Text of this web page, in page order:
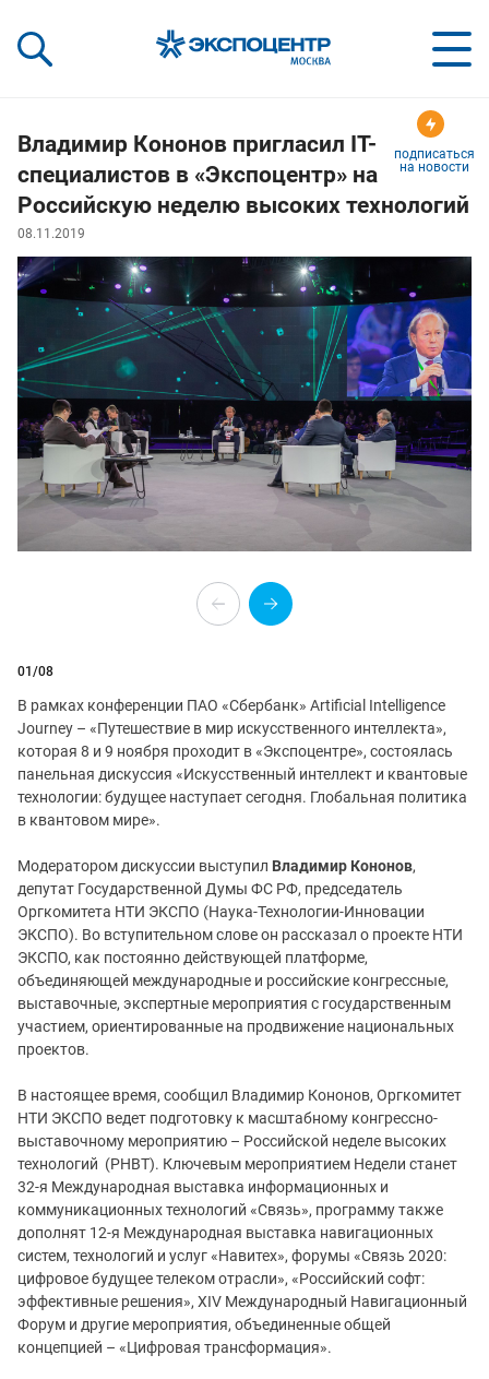
Shows:
a Key to Your Success
выставки вашего
подписаться
на новости
Владимир Кононов пригласил IT-
специалистов в «Экспоцентр» на
Российскую неделю высоких технологий
08.11.2019
01 /08
В рамках конференции ПАО «Сбербанк» Artificial Intelligence
Journey – «Путешествие в мир искусственного интеллекта»,
которая 8 и 9 ноября проходит в «Экспоцентре», состоялась
панельная дискуссия «Искусственный интеллект и квантовые
технологии: будущее наступает сегодня. Глобальная политика
в квантовом мире».
Модератором дискуссии выступил Владимир Кононов,
депутат Государственной Думы ФС РФ, председатель
Оргкомитета НТИ ЭКСПО (Наука-Технологии-Инновации
ЭКСПО). Во вступительном слове он рассказал о проекте НТИ
ЭКСПО, как постоянно действующей платформе,
объединяющей международные и российские конгрессные,
выставочные, экспертные мероприятия с государственным
участием, ориентированные на продвижение национальных
проектов.
В настоящее время, сообщил Владимир Кононов, Оргкомитет
НТИ ЭКСПО ведет подготовку к масштабному конгрессно-
выставочному мероприятию – Российской неделе высоких
технологий (РНВТ). Ключевым мероприятием Недели станет
32-я Международная выставка информационных и
коммуникационных технологий «Связь», программу также
дополнят 12-я Международная выставка навигационных
систем, технологий и услуг «Навитех», форумы «Связь 2020:
цифровое будущее телеком отрасли», «Российский софт:
эффективные решения», XIV Международный Навигационный
Форум и другие мероприятия, объединенные общей
концепцией – «Цифровая трансформация».